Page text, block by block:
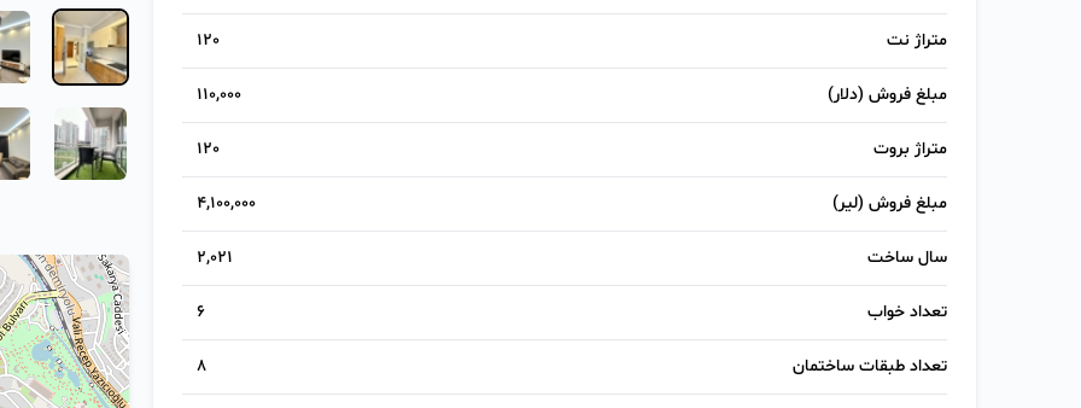
متراژ نت 120
مبلغ فروش (دلار) 110,000
متراژ بروت 120
مبلغ فروش (لیر) 4,100,000
سال ساخت 2,021
تعداد خواب 6
تعداد طبقات ساختمان 8